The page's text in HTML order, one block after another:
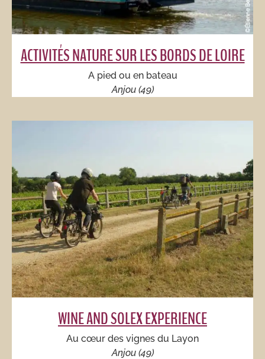
ACTIVITÉS NATURE SUR LES BORDS DE LOIRE
A pied ou en bateau
Anjou (49)
WINE AND SOLEX EXPERIENCE
Au cœur des vignes du Layon
Anjou (49)